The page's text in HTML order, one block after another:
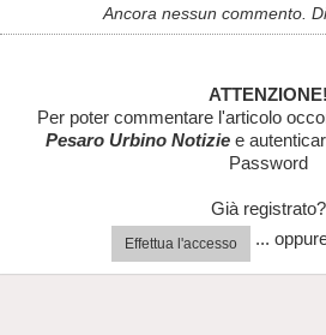
Ancora nessun commento.
ATTENZIONE!
Per poter commentare l'articolo
Pesaro Urbino Notiziee
Password
Già registrato?
Effettua l'accesso ...